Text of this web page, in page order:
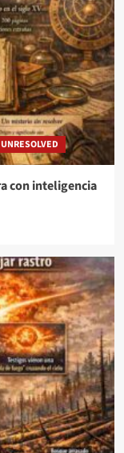
con inteligencia